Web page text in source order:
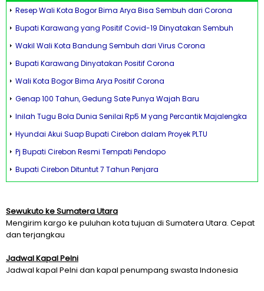
Resep Wali Kota Bogor Bima Arya Bisa Sembuh dari Corona
Bupati Karawang yang Positif Covid-19 Dinyatakan Sembuh
Wakil Wali Kota Bandung Sembuh dari Virus Corona
Bupati Karawang Dinyatakan Positif Corona
Wali Kota Bogor Bima Arya Positif Corona
Genap 100 Tahun, Gedung Sate Punya Wajah Baru
Inilah Tugu Bola Dunia Senilai Rp5 M yang Percantik Majalengka
Hyundai Akui Suap Bupati Cirebon dalam Proyek PLTU
Pj Bupati Cirebon Resmi Tempati Pendopo
Bupati Cirebon Dituntut 7 Tahun Penjara
Sewukuto ke Sumatera Utara
Mengirim kargo ke puluhan kota tujuan di Sumatera Utara. Cepat
dan terjangkau
Jadwal Kapal Pelni
Jadwal kapal Pelni dan kapal penumpang swasta Indonesia